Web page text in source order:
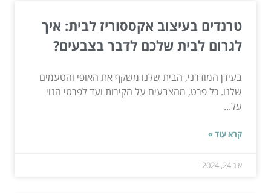
טרנדים בעיצוב אקססוריז לבית: איך
לגרום לבית שלכם לדבר בצבעים?
בעידן המודרני, הבית שלנו משקף את האופי והטעמים
שלנו. כל פרט, מהצבעים על הקירות ועד לפרטי הנוי
על...
קרא עוד »
אוג 24, 2024